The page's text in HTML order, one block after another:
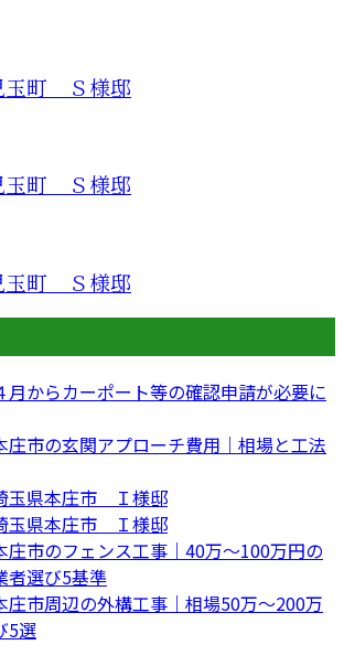
玉町 Ｓ様邸
玉町 Ｓ様邸
玉町 Ｓ様邸
月からカーポート等の確認申請が必要に
庄市の玄関アプローチ費用｜相場と工法
玉県本庄市 Ｉ様邸
玉県本庄市 Ｉ様邸
庄市のフェンス工事｜40万〜100万円の
者選び5基準
庄市周辺の外構工事｜相場50万〜200万
5選